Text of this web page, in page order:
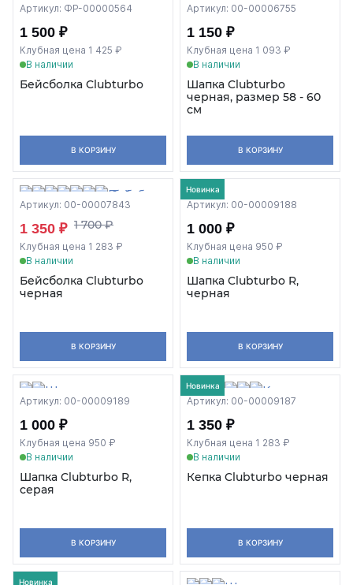
Артикул: ФР-00000564
1 500 ₽
Клубная цена 1 425 ₽
В наличии
Бейсболка Clubturbo
В КОРЗИНУ
Артикул: 00-00006755
1 150 ₽
Клубная цена 1 093 ₽
В наличии
Шапка Clubturbo
черная, размер 58 - 60
см
В КОРЗИНУ
Артикул: 00-00007843
1 350 ₽ 1 700 ₽
Клубная цена 1 283 ₽
В наличии
Бейсболка Clubturbo
черная
В КОРЗИНУ
Новинка
Артикул: 00-00009188
1 000 ₽
Клубная цена 950 ₽
В наличии
Шапка Clubturbo R,
черная
В КОРЗИНУ
Артикул: 00-00009189
1 000 ₽
Клубная цена 950 ₽
В наличии
Шапка Clubturbo R,
серая
В КОРЗИНУ
Новинка
Артикул: 00-00009187
1 350 ₽
Клубная цена 1 283 ₽
В наличии
Кепка Clubturbo черная
В КОРЗИНУ
Новинка